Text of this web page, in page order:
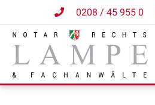
0208 / 45 955 0